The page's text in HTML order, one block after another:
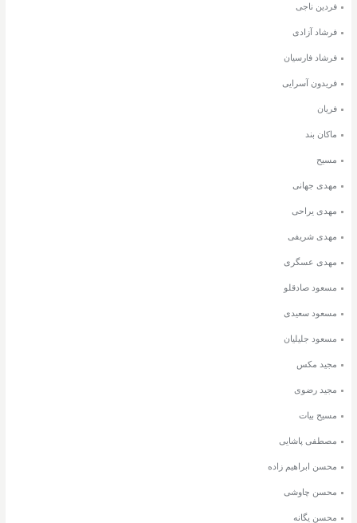
فردین ناجی
فرشاد آزادی
فرشاد فارسیان
فریدون آسرایی
فریان
ماکان بند
مسیح
مهدی جهانی
مهدی یراحی
مهدی شریفی
مهدی عسگری
مسعود صادقلو
مسعود سعیدی
مسعود جلیلیان
مجید مکس
مجید رضوی
مسیح بیات
مصطفی پاشایی
محسن ابراهیم زاده
محسن چاوشی
محسن یگانه